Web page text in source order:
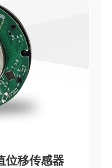
位移传感器